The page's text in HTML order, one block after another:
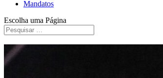
Mandatos
Escolha uma Página